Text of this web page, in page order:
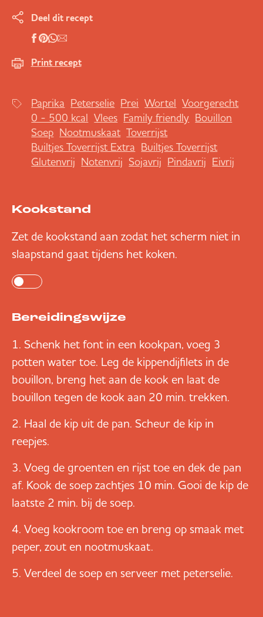
Deel dit recept
Print recept
Paprika Peterselie Prei Wortel Voorgerecht
0 - 500 kcal Vlees Family friendly Bouillon
Soep Nootmuskaat Toverrijst
Builtjes Toverrijst Extra Builtjes Toverrijst
Glutenvrij Notenvrij Sojavrij Pindavrij Eivrij
Kookstand
Zet de kookstand aan zodat het scherm niet in
slaapstand gaat tijdens het koken.
Bereidingswijze
Schenk het font in een kookpan, voeg 3
potten water toe. Leg de kippendijfilets in de
bouillon, breng het aan de kook en laat de
bouillon tegen de kook aan 20 min. trekken.
Haal de kip uit de pan. Scheur de kip in
reepjes.
Voeg de groenten en rijst toe en dek de pan
af. Kook de soep zachtjes 10 min. Gooi de kip de
laatste 2 min. bij de soep.
Voeg kookroom toe en breng op smaak met
peper, zout en nootmuskaat.
Verdeel de soep en serveer met peterselie.